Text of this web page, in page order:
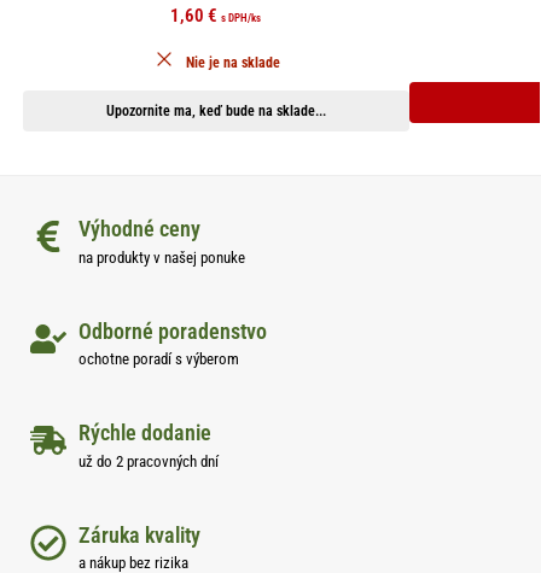
1,60€ s DPH/ks
Upozornite ma, keď bude na sklade...
Nie je na sklade
Výhodné ceny
na produkty v našej ponuke
Odborné poradenstvo
ochotne poradí s výberom
Rýchle dodanie
už do 2 pracovných dní
Záruka kvality
a nákup bez rizika